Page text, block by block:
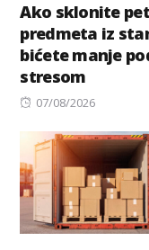
Ako sklonite pet
predmeta iz
bićete manje
stresom
Posted
07/08/2026